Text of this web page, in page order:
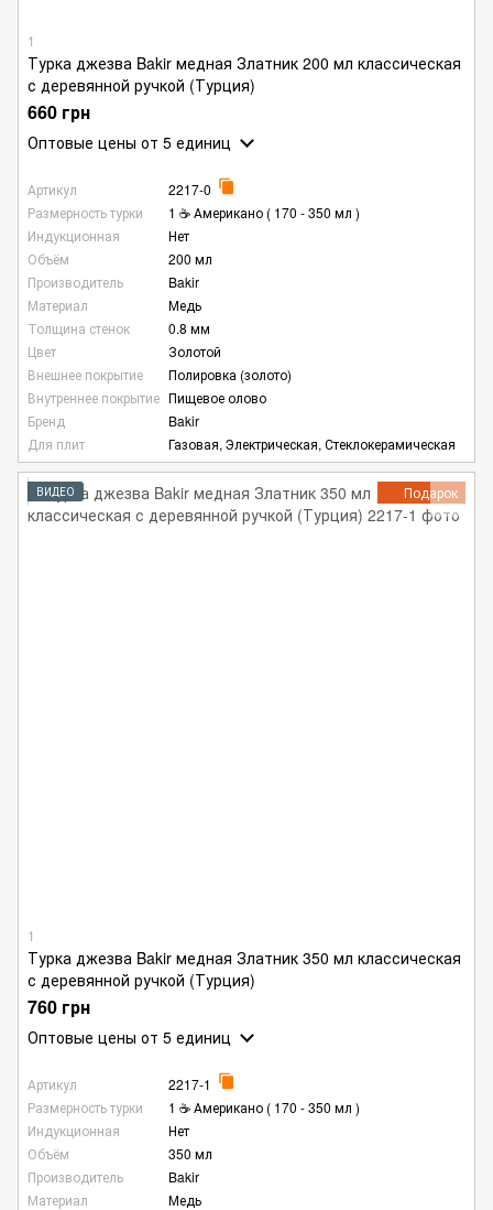
1
Турка джезва Bakir медная Златник 200 мл классическая
с деревянной ручкой (Турция)
660 грн
Оптовые цены от 5 единиц
Артикул
2217-0
Размерность турки
1 ☕ Американо ( 170 - 350 мл )
Индукционная
Нет
Объём
200 мл
Производитель
Bakir
Материал
Медь
Толщина стенок
0.8 мм
Цвет
Золотой
Внешнее покрытие
Полировка (золото)
Внутреннее покрытие Пищевое олово
Бренд
Bakir
Для плит
Газовая, Электрическая, Стеклокерамическая
Подарок
ВИДЕО
1
Турка джезва Bakir медная Златник 350 мл классическая
с деревянной ручкой (Турция)
760 грн
Оптовые цены от 5 единиц
Артикул
2217-1
Размерность турки
1 ☕ Американо ( 170 - 350 мл )
Индукционная
Нет
Объём
350 мл
Производитель
Bakir
Материал
Медь